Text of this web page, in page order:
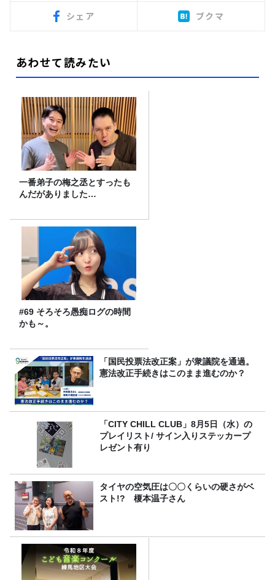
シェア ブクマ
あわせて読みたい
一番弟子の梅之丞とすったも
んだがありました…
#69 そろそろ愚痴ログの時間
かも～。
「国民投票法改正案」が衆議院を通過。
憲法改正手続きはこのまま進むのか？
「CITY CHILL CLUB」8月5日（水）の
プレイリスト/ サイン入りステッカープ
レゼント有り
タイヤの空気圧は〇〇くらいの硬さがベ
スト!? 榎本温子さん